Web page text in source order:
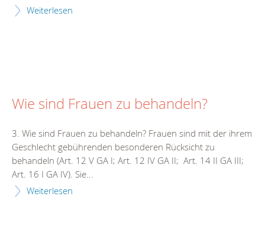
Weiterlesen
Wie sind Frauen zu behandeln?
3. Wie sind Frauen zu behandeln? Frauen sind mit der ihrem
Geschlecht gebührenden besonderen Rücksicht zu
behandeln (Art. 12 V GA I; Art. 12 IV GA II; Art. 14 II GA III;
Art. 16 I GA IV). Sie...
Weiterlesen